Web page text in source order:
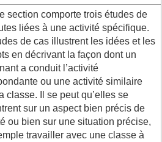
section comporte trois études de
liées à une activité spécifique.
de cas illustrent les idées et les
en décrivant la façon dont un
a conduit l’activité
ou une activité similaire
classe. Il se peut qu’elles se
sur un aspect bien précis de
ou bien sur une situation précise,
travailler avec une classe à